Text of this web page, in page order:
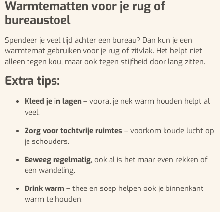
Warmtematten voor je rug of
bureaustoel
Spendeer je veel tijd achter een bureau? Dan kun je een
warmtemat gebruiken voor je rug of zitvlak. Het helpt niet
alleen tegen kou, maar ook tegen stijfheid door lang zitten.
Extra tips:
Kleed je in lagen – vooral je nek warm houden helpt al
veel.
Zorg voor tochtvrije ruimtes – voorkom koude lucht op
je schouders.
Beweeg regelmatig, ook al is het maar even rekken of
een wandeling.
Drink warm – thee en soep helpen ook je binnenkant
warm te houden.